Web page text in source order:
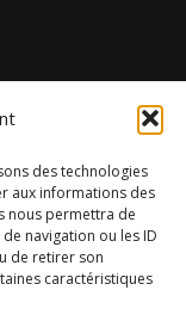
des technologies
aux informations des
nous permettra de
navigation ou les ID
de retirer son
caractéristiques
Augustin-de-